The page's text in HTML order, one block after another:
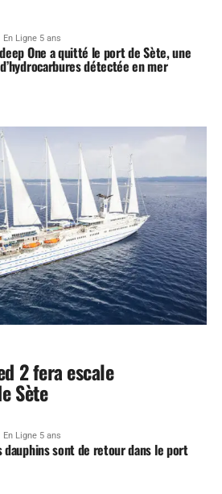
En Ligne 5 ans
One a quitté le port de Sète, une
détectée en mer
2 fera escale
Sète
En Ligne 5 ans
dauphins sont de retour dans le port